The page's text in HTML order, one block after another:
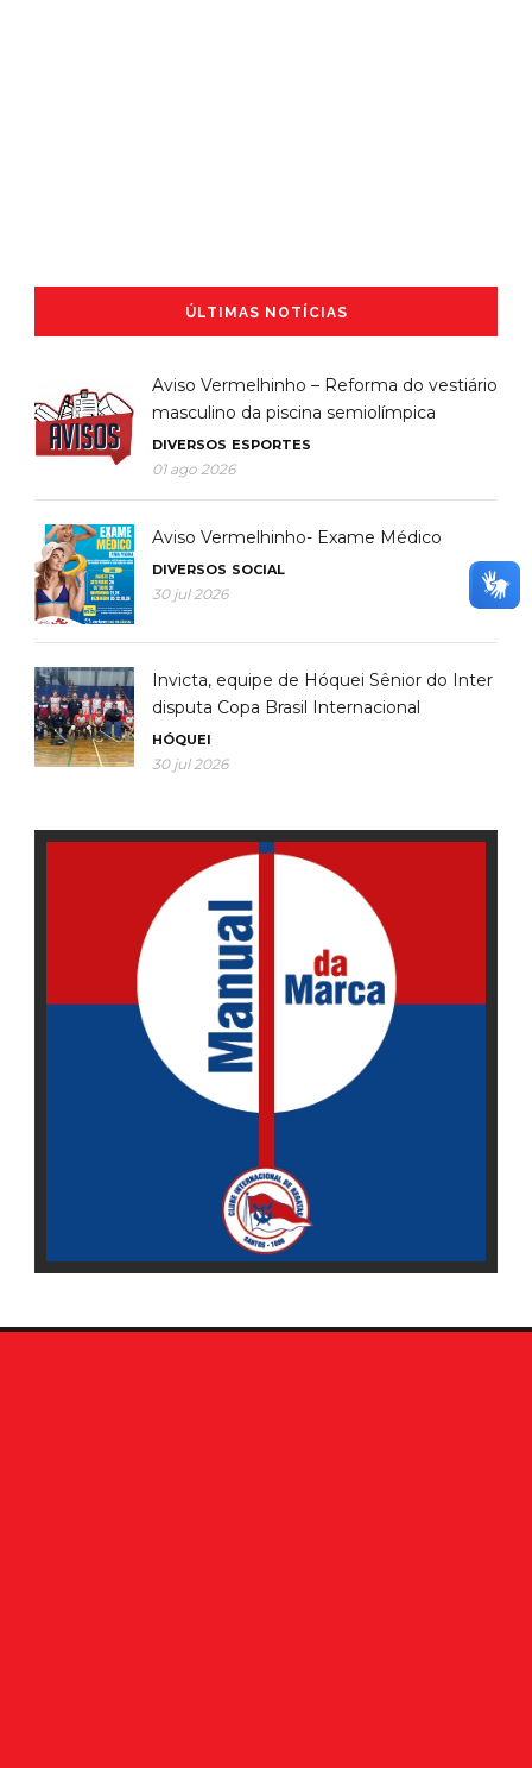
ÚLTIMAS NOTÍCIAS
Aviso Vermelhinho – Reforma do vestiário
masculino da piscina semiolímpica
DIVERSOS ESPORTES
01 ago 2026
Aviso Vermelhinho- Exame Médico
DIVERSOS SOCIAL
30 jul 2026
Invicta, equipe de Hóquei Sênior do Inter
disputa Copa Brasil Internacional
HÓQUEI
30 jul 2026